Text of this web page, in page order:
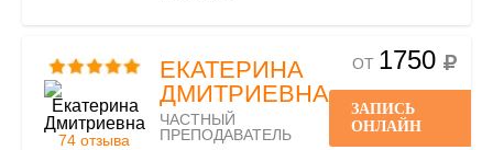
74 отзыва
ЕКАТЕРИНА
ДМИТРИЕВНА
ЧАСТНЫЙ
ПРЕПОДАВАТЕЛЬ
ОТ 1750
ЗАПИСЬ
ОНЛАЙН